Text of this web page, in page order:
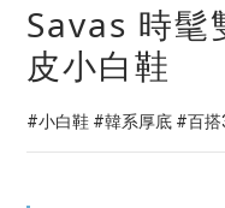
Savas 時髦
皮小白鞋
#小白鞋 #韓系厚底 #百搭